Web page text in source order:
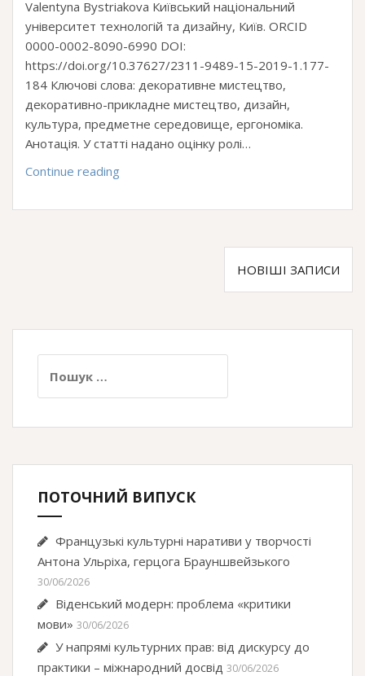
Valentyna Bystriakova Київський національний
університет технологій та дизайну, Київ. ORCID
0000-0002-8090-6990 DOI:
https://doi.org/10.37627/2311-9489-15-2019-1.177-
184 Ключові слова: декоративне мистецтво,
декоративно-прикладне мистецтво, дизайн,
культура, предметне середовище, ергономіка.
Анотація. У статті надано оцінку ролі…
Continue reading
декоративного
НОВІШІ ЗАПИСИ
ПОТОЧНИЙ ВИПУСК
Французькі культурні наративи у творчості
Антона Ульріха, герцога Брауншвейзького
30/06/2026
Віденський модерн: проблема «критики
мови» 30/06/2026
У напрямі культурних прав: від дискурсу до
практики – міжнародний досвід 30/06/2026